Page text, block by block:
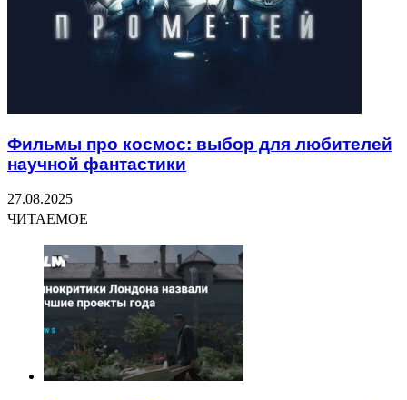
Фильмы про космос: выбор для любителей
научной фантастики
27.08.2025
ЧИТАЕМОЕ